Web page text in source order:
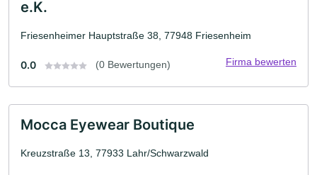
e.K.
Friesenheimer Hauptstraße 38, 77948 Friesenheim
0.0 (0 Bewertungen) Firma bewerten
Mocca Eyewear Boutique
Kreuzstraße 13, 77933 Lahr/Schwarzwald